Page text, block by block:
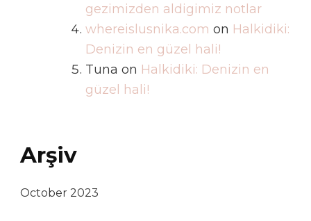
gezimizden aldigimiz notlar
whereislusnika.com on Halkidiki:
Denizin en güzel hali!
Tuna on Halkidiki: Denizin en
güzel hali!
Arşiv
October 2023